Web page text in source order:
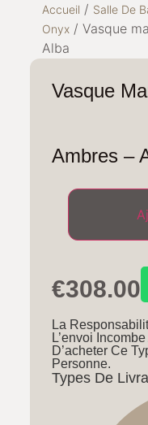
Accueil / Salle De
Onyx / Vasque
Alba
Vasque
Ambres –
€308.00
La
L’envoi
D’acheter Ce
Personne.
Types De